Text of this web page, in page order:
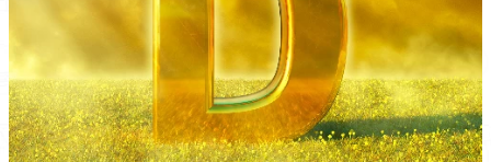
Waar zit veel vitamine D in?
Kan je zomaar vitamine D slikken?
De risico's van supplementen
Veelgestelde vragen over vitamine D supplementen